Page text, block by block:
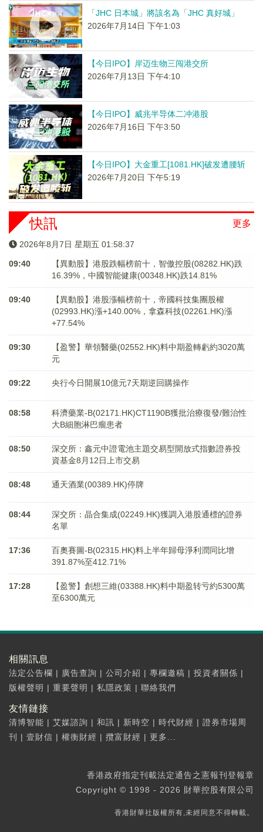
「JHC 日本城」將該名為「JHC 真好城」
2026年7月14日 下午1:03
【今日IPO】岸迈生物三闯港交所
2026年7月13日 下午4:10
【今日IPO】威兆半导体二冲港股
2026年7月16日 下午3:50
【今日IPO】大金重工[1081.HK]破发遭腰斩
2026年7月20日 下午5:19
更多
快訊
2026年8月7日 星期五 01:58:37
09:40
【異動股】港股跌幅榜前十，智傲控股(08282.HK)跌
16.39%，中國智能健康(00348.HK)跌14.81%
09:40
【異動股】港股漲幅榜前十，帝國科技集團股權
(02993.HK)漲+140.00%，拿森科技(02261.HK)漲
+77.54%
09:30
【盈警】華領醫藥(02552.HK)料中期盈轉虧約3020萬
元
09:22 央行今日開展10億元7天期逆回購操作
08:58
科濟藥業-B(02171.HK)CT1190B獲批治療復發/難治性
大B細胞淋巴瘤患者
08:50
深交所：鑫元中證電池主題交易型開放式指數證券投
資基金8月12日上市交易
08:48 通天酒業(00389.HK)停牌
08:44
深交所：晶合集成(02249.HK)獲調入港股通標的證券
名單
17:36
百奧賽圖-B(02315.HK)料上半年歸母淨利潤同比增
391.87%至412.71%
17:28
【盈警】創想三維(03388.HK)料中期盈转亏約5300萬
至6300萬元
相關訊息
法定公告欄 | 廣告查詢 | 公司介紹 | 專欄邀稿 | 投資者關係 |
版權聲明 | 重要聲明 | 私隱政策 | 聯絡我們
友情鏈接
清博智能 | 艾媒諮詢 | 和訊 | 新時空 | 時代財經 | 證券市場周
刊
| 壹財信 | 權衡財經 | 攬富財經 | 更多...
香港政府指定刊載法定通告之憲報刊登報章
Copyright © 1998 - 2026 財華控股有限公司
香港財華社版權所有,未經同意不得轉載。